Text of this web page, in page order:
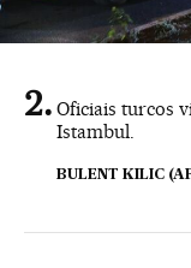
Oficiais turcos
Istambul.
BULENT KILIC